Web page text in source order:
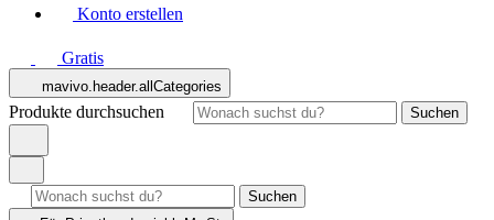
Konto erstellen
Gratis
mavivo.header.allCategories
Produkte durchsuchen Suchen
Suchen